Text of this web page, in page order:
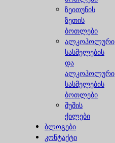
ზეითუნის
ზეთის
ბოთლები
ალკოჰოლური
სასმელების
და
ალკოჰოლური
სასმელების
ბოთლები
შუშის
ქილები
ბლოგები
კონტაქტი